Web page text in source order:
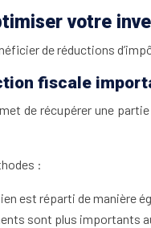
votre
de réductions
fiscale
de récupérer une
:
est réparti de manière
sont plus importants